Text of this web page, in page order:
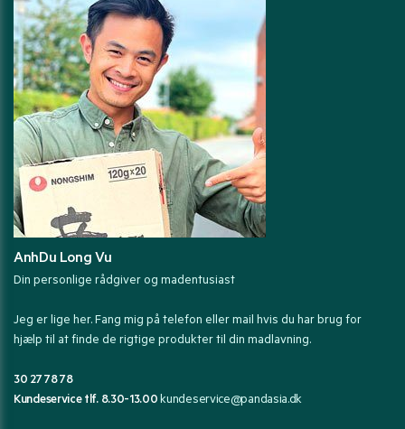
AnhDu Long Vu
Din personlige rådgiver og madentusiast
Jeg er lige her. Fang mig på telefon eller mail hvis du har brug for
hjælp til at finde de rigtige produkter til din madlavning.
30 27 78 78
Kundeservice tlf. 8.30-13.00kundeservice@pandasia.dk